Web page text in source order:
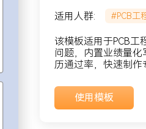
适用人群: #PCB工
该模板适用于PCB
问题，内置业绩量
历通过率，快速制作
使用模板